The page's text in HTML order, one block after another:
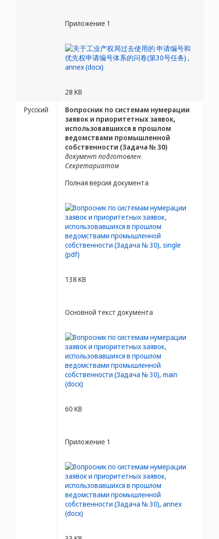
Приложение 1
28 KB
Русский
Вопросник по системам нумерации
заявок и приоритетных заявок,
использовавшихся в прошлом
ведомствами промышленной
собственности (Задача № 30)
документ подготовлен
Секретариатом
Полная версия документа
138 KB
Основной текст документа
60 KB
Приложение 1